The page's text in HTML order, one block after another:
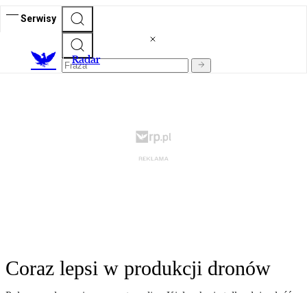
Serwisy
Radar
Coraz lepsi w produkcji dronów